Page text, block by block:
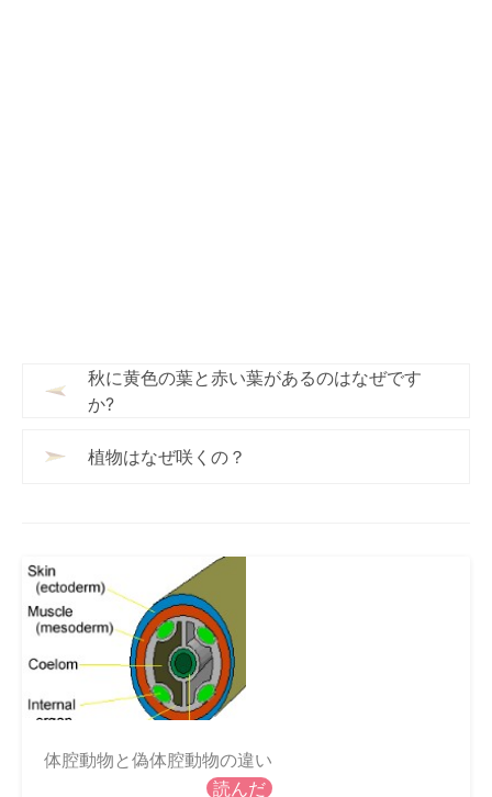
秋に黄色の葉と赤い葉があるのはなぜです
か?
植物はなぜ咲くの？
体腔動物と偽体腔動物の違い
読んだ